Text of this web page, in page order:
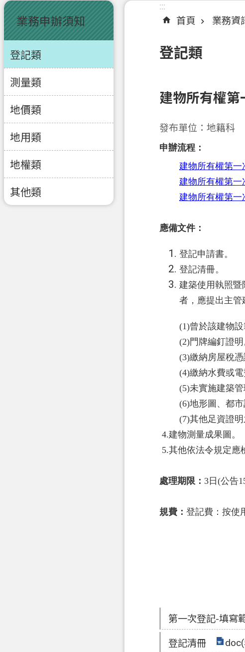
:::
業務申辦須知
登記類
測量類
地價類
地用類
地權類
其他類
:::
首頁
業務資
登記類
建物所有權第
發布單位：地籍科
申辦流程：
建物所有權第
建物所有權第一
建物所有權第一
應備文件：
登記申請書。
登記清冊。
建築使用執照暨
者，應提出主管
(1)曾於該建物設
(2)門牌編釘證明
(3)繳納房屋稅憑
(4)繳納水費或電
(5)未實施建築管
(6)地形圖、都
(7)其他足資證明
4.建物測量成果圖。
5.其他依法令規定應
處理期限： 3日(公告
規費： 登記費：按使
第一次登記-填寫
登記清冊